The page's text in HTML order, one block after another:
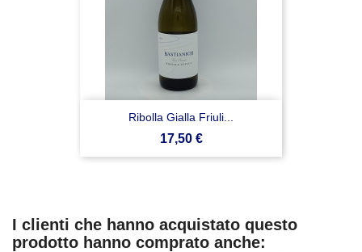
Ribolla Gialla Friuli...
Prezzo
17,50 €
I clienti che hanno acquistato questo
prodotto hanno comprato anche: